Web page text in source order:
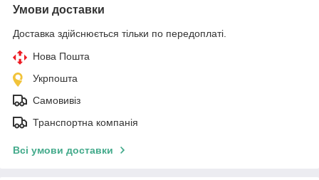
Умови доставки
Доставка здійснюється тільки по передоплаті.
Нова Пошта
Укрпошта
Самовивіз
Транспортна компанія
Всі умови доставки